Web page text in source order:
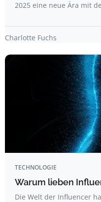
2025 eine neue Ära mit
Charlotte Fuchs
TECHNOLOGIE
Warum lieben
Die Welt der Influencer